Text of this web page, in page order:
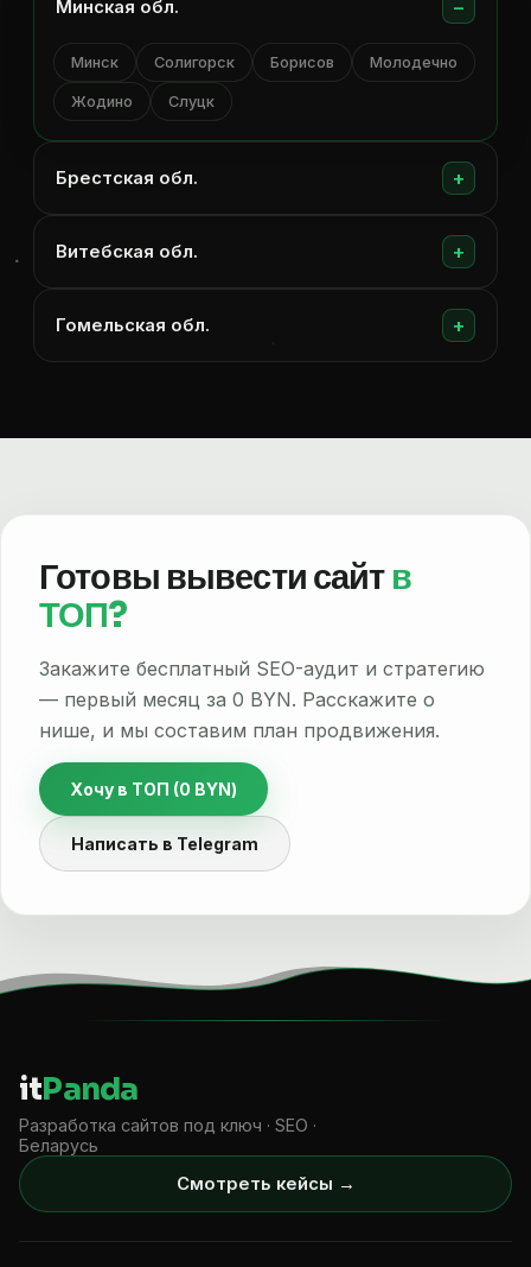
Минская обл.
Минск Солигорск Борисов Молодечно
Жодино Слуцк
Брестская обл.
Витебская обл.
Гомельская обл.
Готовы вывести сайтв
ТОП?
Закажите бесплатный SEO-аудит и стратегию
— первый месяц за 0 BYN. Расскажите о
нише, и мы составим план продвижения.
Хочу в ТОП (0 BYN)
Написать в Telegram
itPanda
Разработка сайтов под ключ · SEO ·
Беларусь
Смотреть кейсы →